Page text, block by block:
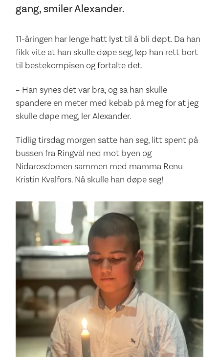
gang, smiler Alexander.
11-åringen har lenge hatt lyst til å bli døpt. Da han
fikk vite at han skulle døpe seg, løp han rett bort
til bestekompisen og fortalte det.
– Han synes det var bra, og sa han skulle
spandere en meter med kebab på meg for at jeg
skulle døpe meg, ler Alexander.
Tidlig tirsdag morgen satte han seg, litt spent på
bussen fra Ringvål ned mot byen og
Nidarosdomen sammen med mamma Renu
Kristin Kvalfors. Nå skulle han døpe seg!